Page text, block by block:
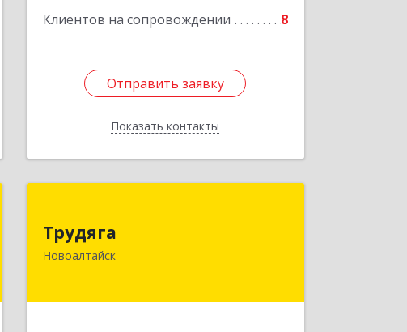
Клиентов на сопровождении 8
Отправить заявку
Показать контакты
Подробнее
Отправить заявку
Назад
Трудяга
Новоалтайск
658080, Алтайский край, Новоалтайск
г, Прудская ул, дом № 10-21
Подробнее